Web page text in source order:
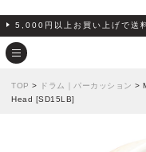
5,000円以上お買い上げで送
TOP > ドラム｜パーカッション >
Head [SD15LB]